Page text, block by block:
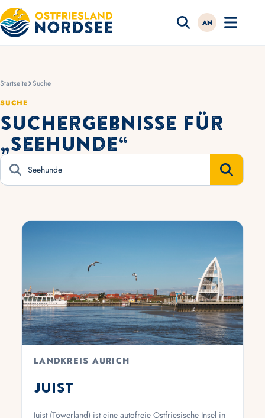
AN
Startseite Suche
SUCHE
Suchergebnisse für
„Seehunde“
LANDKREIS AURICH
Juist
Juist (Töwerland) ist eine autofreie Ostfriesische Insel in